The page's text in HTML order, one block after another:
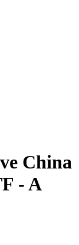
China
- A